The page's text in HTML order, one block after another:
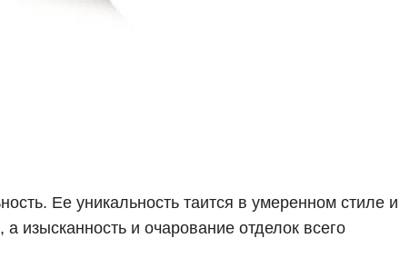
Ее уникальность таится в умеренном стиле и
изысканность и очарование отделок всего